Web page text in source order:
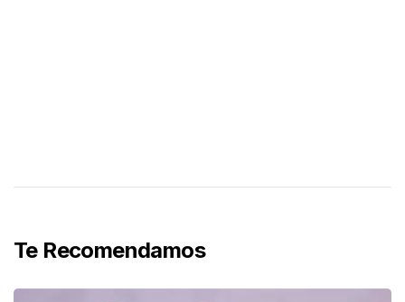
Te Recomendamos